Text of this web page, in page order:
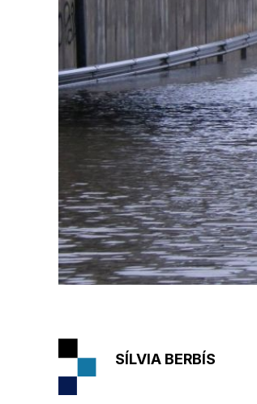
SÍLVIA BERBÍS